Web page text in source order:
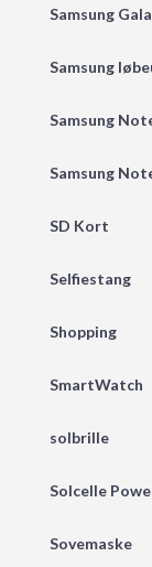
Samsung
Samsung
Samsung
Samsung
SD Kort
Selfiestang
Shopping
SmartWatch
solbrille
Solcelle
Sovemaske